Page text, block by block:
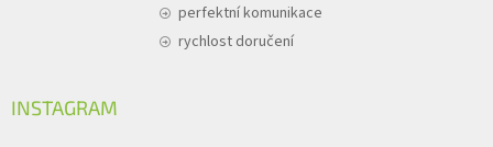
perfektní komunikace
rychlost doručení
INSTAGRAM